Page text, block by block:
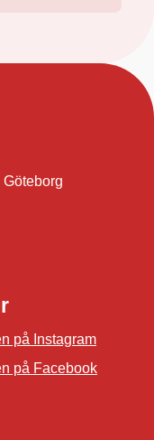
på Instagram
på Facebook